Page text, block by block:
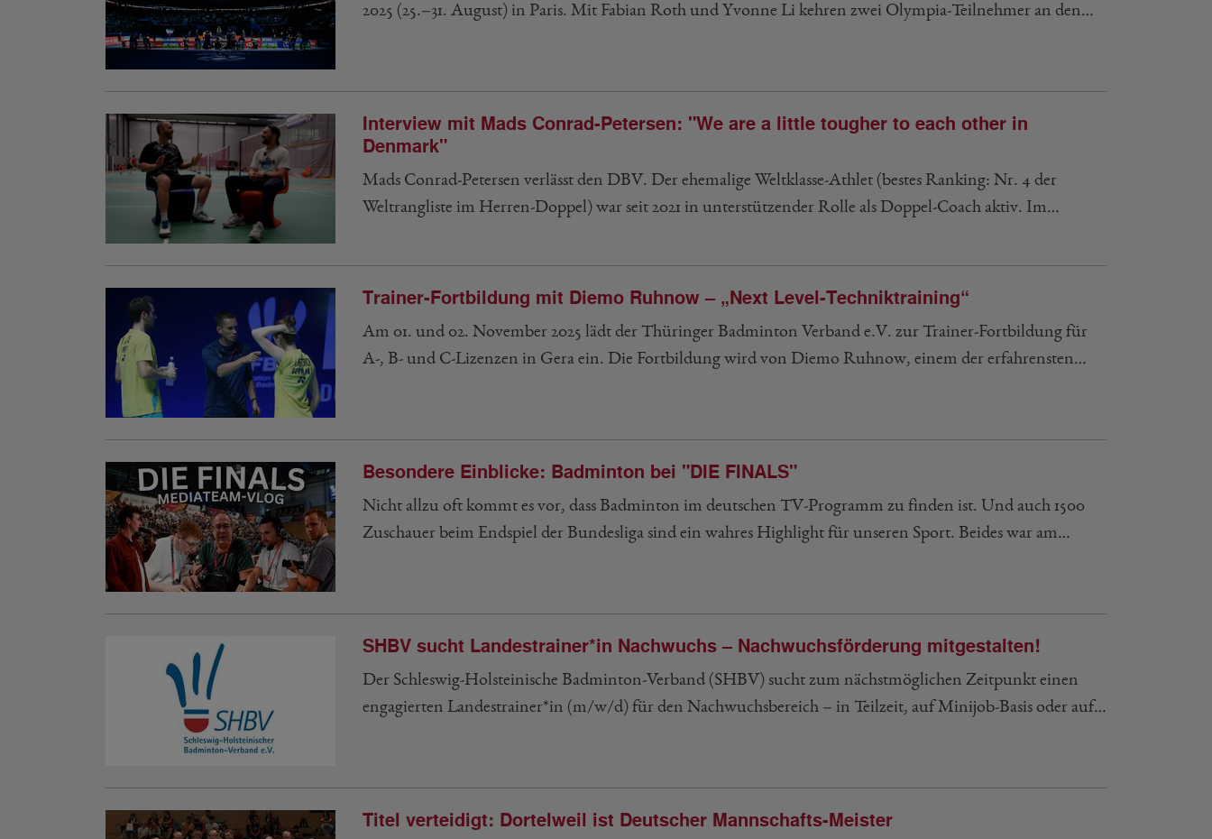
2025 (25.–31. August) in Paris. Mit Fabian Roth und Yvonne Li kehren zwei Olympia-Teilnehmer an den…
Interview mit Mads Conrad-Petersen: "We are a little tougher to each other in
Denmark"
Mads Conrad-Petersen verlässt den DBV. Der ehemalige Weltklasse-Athlet (bestes Ranking: Nr. 4 der
Weltrangliste im Herren-Doppel) war seit 2021 in unterstützender Rolle als Doppel-Coach aktiv. Im…
Trainer-Fortbildung mit Diemo Ruhnow – „Next Level-Techniktraining“
Am 01. und 02. November 2025 lädt der Thüringer Badminton Verband e.V. zur Trainer-Fortbildung für
A-, B- und C-Lizenzen in Gera ein. Die Fortbildung wird von Diemo Ruhnow, einem der erfahrensten…
Besondere Einblicke: Badminton bei "DIE FINALS"
Nicht allzu oft kommt es vor, dass Badminton im deutschen TV-Programm zu finden ist. Und auch 1500
Zuschauer beim Endspiel der Bundesliga sind ein wahres Highlight für unseren Sport. Beides war am…
SHBV sucht Landestrainer*in Nachwuchs – Nachwuchsförderung mitgestalten!
Der Schleswig-Holsteinische Badminton-Verband (SHBV) sucht zum nächstmöglichen Zeitpunkt einen
engagierten Landestrainer*in (m/w/d) für den Nachwuchsbereich – in Teilzeit, auf Minijob-Basis oder auf…
Titel verteidigt: Dortelweil ist Deutscher Mannschafts-Meister